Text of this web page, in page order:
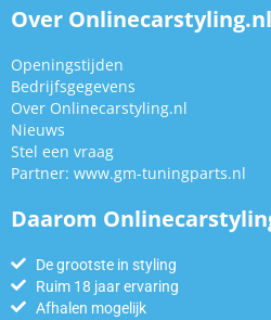
Over Onlinecarstyling.nl
Openingstijden
Bedrijfsgegevens
Over Onlinecarstyling.nl
Nieuws
Stel een vraag
Partner: www.gm-tuningparts.nl
Daarom
De grootste in styling
Ruim 18 jaar ervaring
Afhalen mogelijk